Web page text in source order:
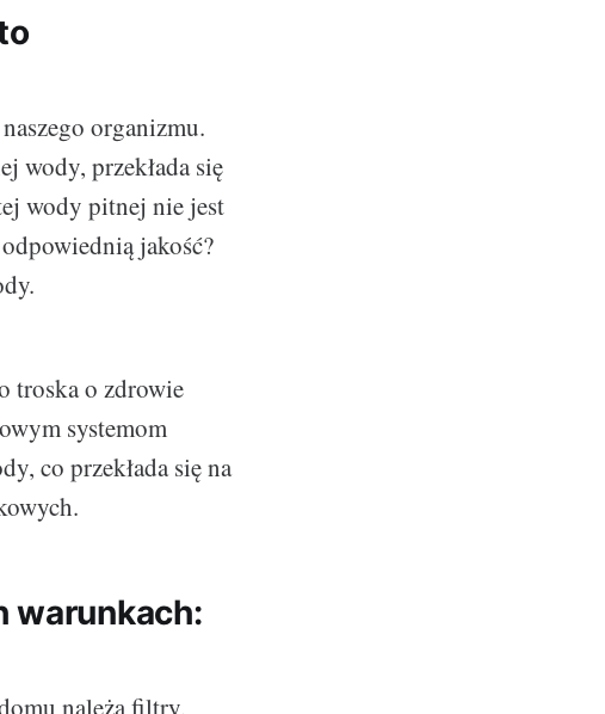
organizmu.
wody, przekłada się
wody pitnej nie jest
jakość?
troska o zdrowie
systemom
co przekłada się na
warunkach:
należą filtry,